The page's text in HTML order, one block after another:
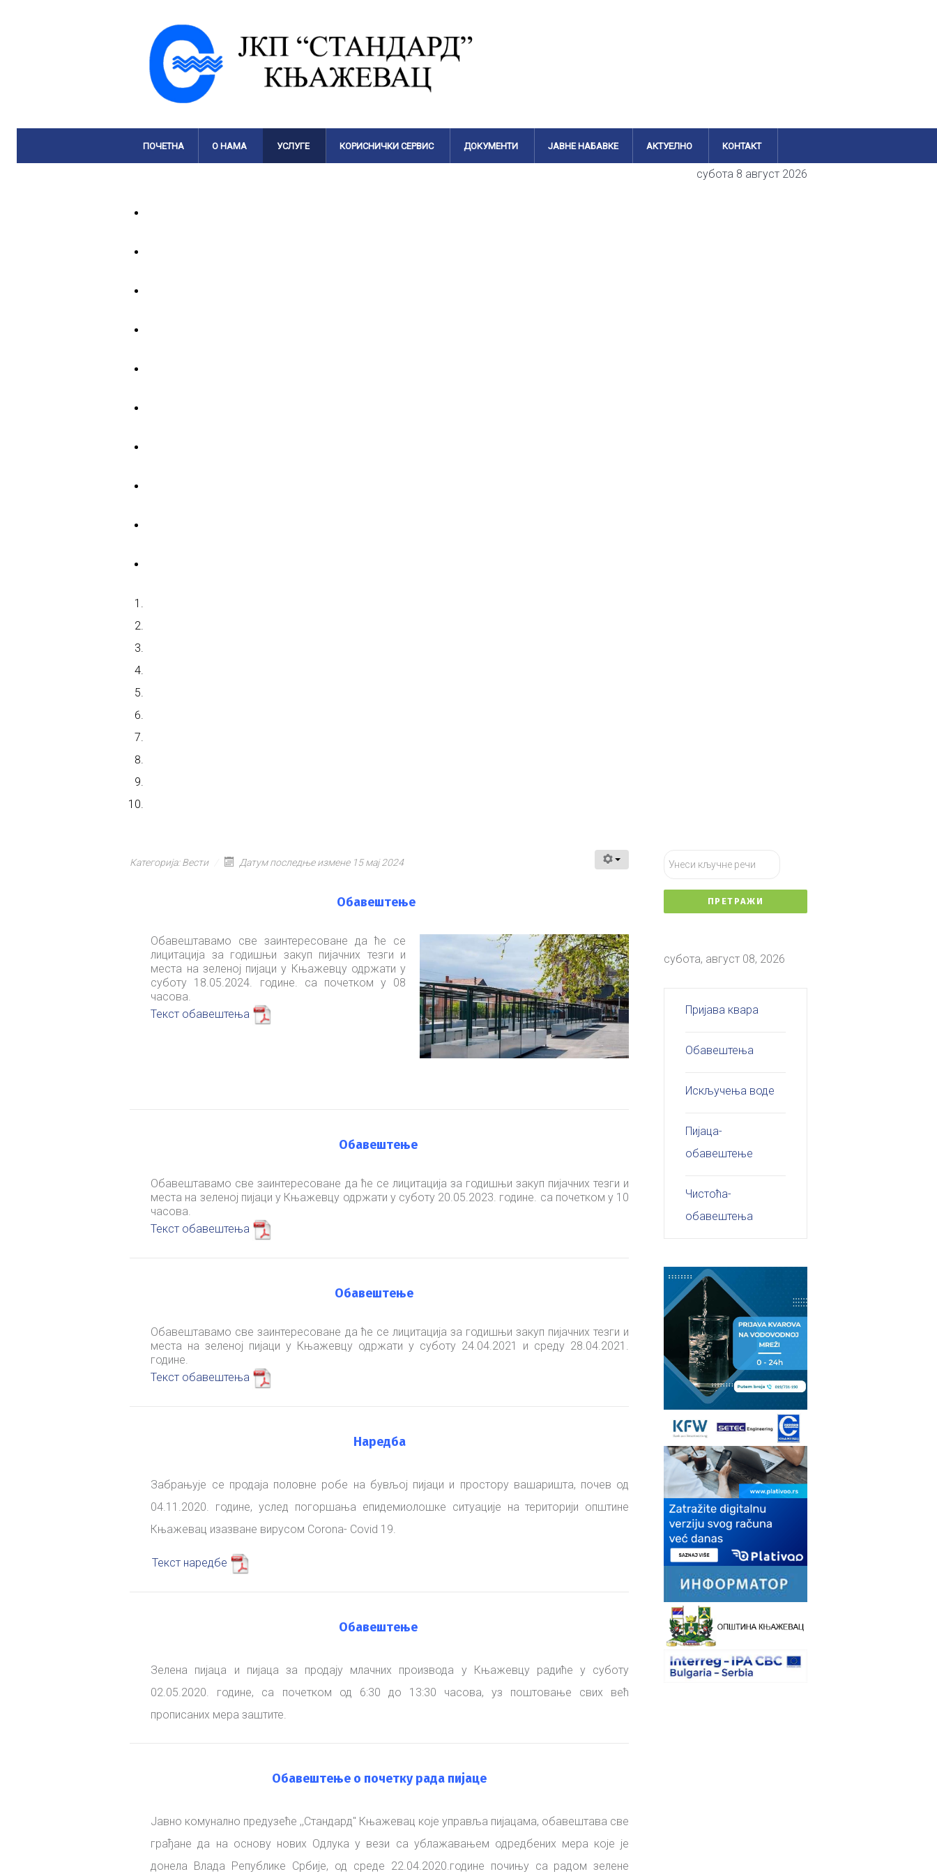
ПОЧЕТНА О НАМА УСЛУГЕ КОРИСНИЧКИ СЕРВИС ДОКУМЕНТИ ЈАВНЕ НАБАВКЕ АКТУЕЛНО КОНТАКТ
субота 8 август 2026
Категорија:Вести Датум последње измене 15 мај 2024
Oбавештење
Обавештавамо све заинтересоване да ће се
лицитација за годишњи закуп пијачних тезги и
места на зеленој пијаци у Књажевцу одржати у
суботу 18.05.2024. године. са почетком у 08
часова.
Текст обавештења
Oбавештење
Обавештавамо све заинтересоване да ће се лицитација за годишњи закуп пијачних тезги и
места на зеленој пијаци у Књажевцу одржати у суботу 20.05.2023. године. са почетком у 10
часова.
Текст обавештења
Oбавештење
Обавештавамо све заинтересоване да ће се лицитација за годишњи закуп пијачних тезги и
места на зеленој пијаци у Књажевцу одржати у суботу 24.04.2021 и среду 28.04.2021.
године.
Текст обавештења
Наредба
Забрањује се продаја половне робе на бувљој пијаци и простору вашаришта, почев од
04.11.2020. године, услед погоршања епидемиолошке ситуације на територији општине
Књажевац изазване вирусом Corona- Covid 19.
Текст наредбе
Oбавештење
Зелена пијаца и пијаца за продају млачних производа у Књажевцу радиће у суботу
02.05.2020. године, са почетком од 6:30 до 13:30 часова, уз поштовање свих већ
прописаних мера заштите.
Oбавештење o почетку рада пијаце
Јавно комунално предузеће ,,Стандард" Књажевац које управља пијацама, обавештава све
грађане да на основу нових Одлука у вези са ублажавањем одредбених мера које је
донела Влада Републике Србије, од среде 22.04.2020.године почињу са радом зелене
тражи...
ПРЕТРАЖИ
субота, август 08, 2026
Пријава квара
Обавештења
Искључења воде
Пијаца-
обавештење
Чистоћа-
обавештења